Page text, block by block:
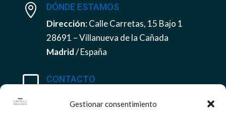
Gestionar consentimiento

DÓNDE ESTAMOS
Dirección: Calle Carretas, 15 Bajo 1
28691 – Villanueva de la Cañada
Madrid/ España

CONTACTO
Móvil+34 658 93 69 96